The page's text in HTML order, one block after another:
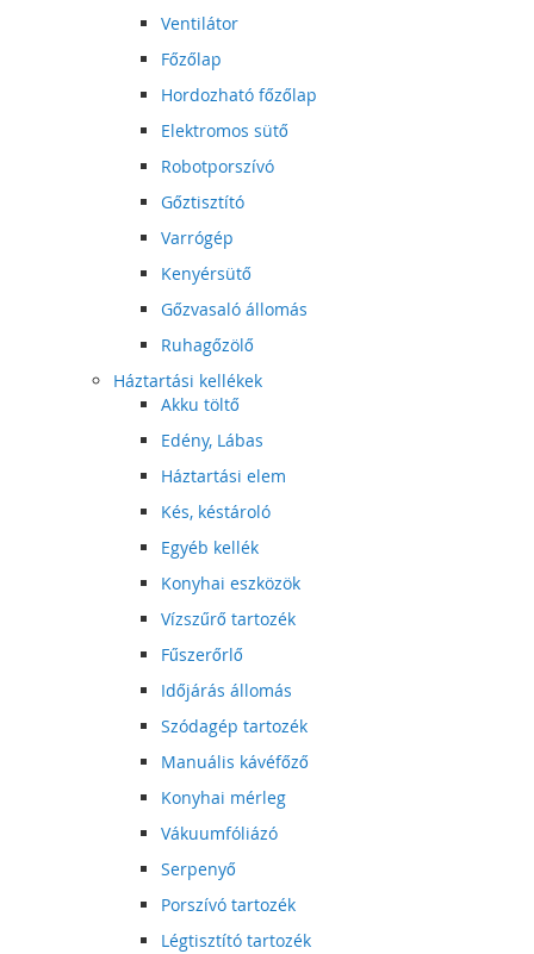
Ventilátor
Főzőlap
Hordozható főzőlap
Elektromos sütő
Robotporszívó
Gőztisztító
Varrógép
Kenyérsütő
Gőzvasaló állomás
Ruhagőzölő
Háztartási kellékek
Akku töltő
Edény, Lábas
Háztartási elem
Kés, késtároló
Egyéb kellék
Konyhai eszközök
Vízszűrő tartozék
Fűszerőrlő
Időjárás állomás
Szódagép tartozék
Manuális kávéfőző
Konyhai mérleg
Vákuumfóliázó
Serpenyő
Porszívó tartozék
Légtisztító tartozék